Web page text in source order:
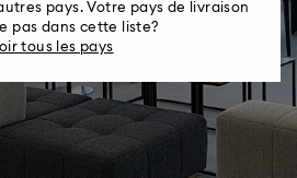
pays. Votre pays de livraison
pas dans cette liste?
tous les pays